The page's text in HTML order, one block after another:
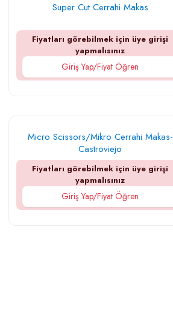
Super Cut Cerrahi Makas
Fiyatları görebilmek için üye girişi
yapmalısınız
Giriş Yap/Fiyat Öğren
Micro Scissors/Mikro Cerrahi Makas-
Castroviejo
Fiyatları görebilmek için üye girişi
yapmalısınız
Giriş Yap/Fiyat Öğren